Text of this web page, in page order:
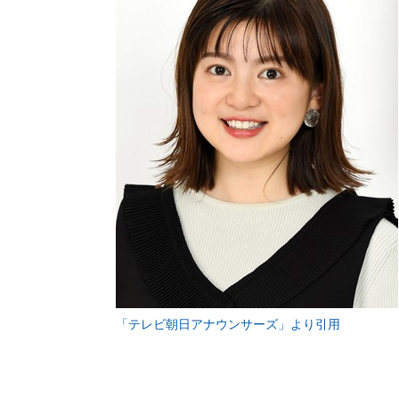
「テレビ朝日アナウンサーズ」より引用